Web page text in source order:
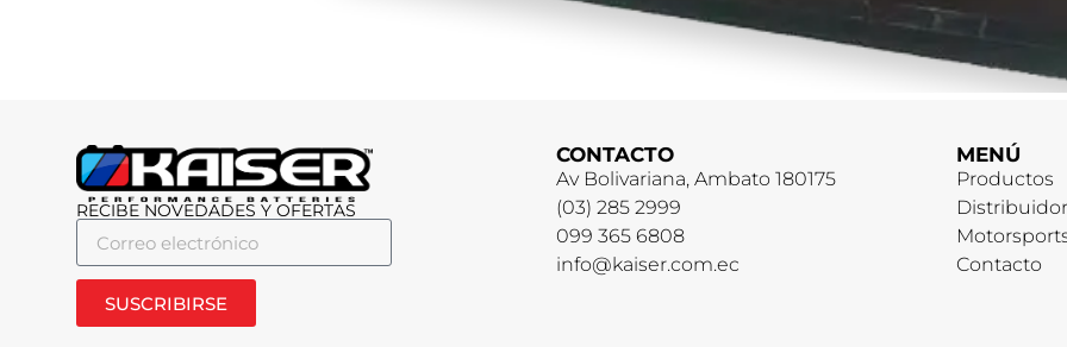
RECIBE NOVEDADES Y OFERTAS
SUSCRIBIRSE
CONTACTO
Av Bolivariana, Ambato 180175
(03) 285 2999
099 365 6808
info@kaiser.com.ec
MENÚ
Productos
Contacto